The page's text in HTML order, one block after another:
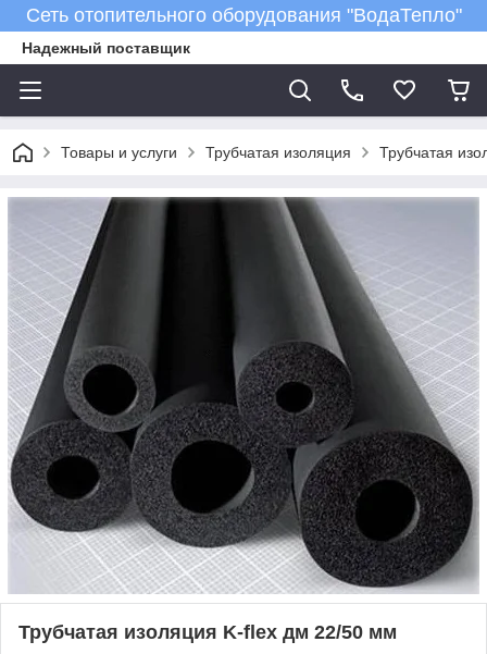
Сеть отопительного оборудования "ВодаТепло"
Надежный поставщик
Товары и услуги Трубчатая изоляция Трубчатая
Трубчатая изоляция K-flex дм 22/50 мм